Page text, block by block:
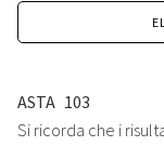
ASTA 103
Si ricorda che i